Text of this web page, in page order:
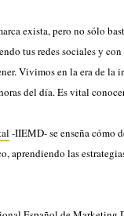
exista, pero no sólo
tus redes sociales y
Vivimos en la era de
del día. Es vital
-IIEMD- se enseña cómo
aprendiendo las